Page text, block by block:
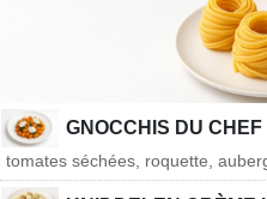
GNOCCHIS DU CHEF
tomates séchées, roquette,